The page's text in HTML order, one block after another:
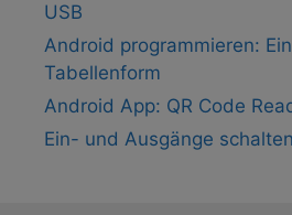
USB
Android programmieren:
Tabellenform
Android App: QR Code
Ein- und Ausgänge